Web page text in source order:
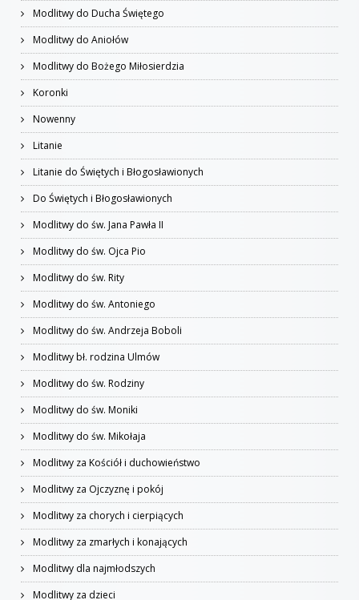
Modlitwy do Ducha Świętego
Modlitwy do Aniołów
Modlitwy do Bożego Miłosierdzia
Koronki
Nowenny
Litanie
Litanie do Świętych i Błogosławionych
Do Świętych i Błogosławionych
Modlitwy do św. Jana Pawła II
Modlitwy do św. Ojca Pio
Modlitwy do św. Rity
Modlitwy do św. Antoniego
Modlitwy do św. Andrzeja Boboli
Modlitwy bł. rodzina Ulmów
Modlitwy do św. Rodziny
Modlitwy do św. Moniki
Modlitwy do św. Mikołaja
Modlitwy za Kościół i duchowieństwo
Modlitwy za Ojczyznę i pokój
Modlitwy za chorych i cierpiących
Modlitwy za zmarłych i konających
Modlitwy dla najmłodszych
Modlitwy za dzieci